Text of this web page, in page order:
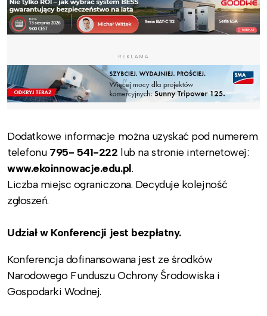
REKLAMA
Dodatkowe informacje można uzyskać pod numerem
telefonu 795- 541-222 lub na stronie internetowej:
www.ekoinnowacje.edu.pl.
Liczba miejsc ograniczona. Decyduje kolejność
zgłoszeń.
Udział w Konferencji jest bezpłatny.
Konferencja dofinansowana jest ze środków
Narodowego Funduszu Ochrony Środowiska i
Gospodarki Wodnej.